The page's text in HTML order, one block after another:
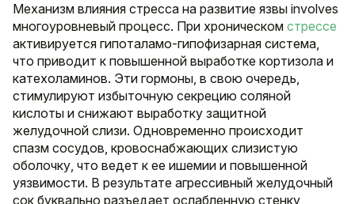
Механизм влияния стресса на развитие язвы involves
многоуровневый процесс. При хроническом стрессе
активируется гипоталамо-гипофизарная система,
что приводит к повышенной выработке кортизола и
катехоламинов. Эти гормоны, в свою очередь,
стимулируют избыточную секрецию соляной
кислоты и снижают выработку защитной
желудочной слизи. Одновременно происходит
спазм сосудов, кровоснабжающих слизистую
оболочку, что ведет к ее ишемии и повышенной
уязвимости. В результате агрессивный желудочный
сок буквально разъедает ослабленную стенку